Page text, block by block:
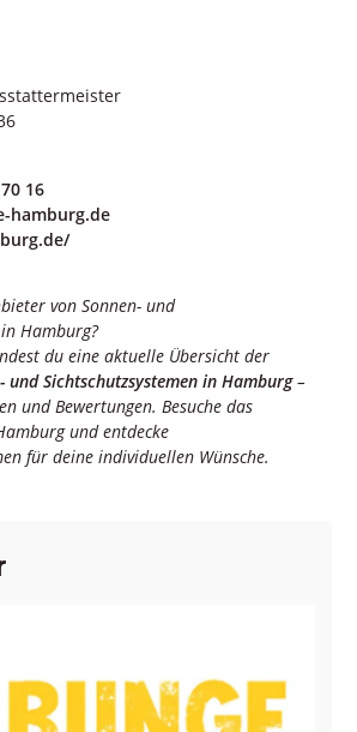
16
hamburg.de
von Sonnen- und
Hamburg?
du eine aktuelle Übersicht der
und Sichtschutzsystemen in Hamburg–
und Bewertungen. Besuche das
und entdecke
für deine individuellen Wünsche.